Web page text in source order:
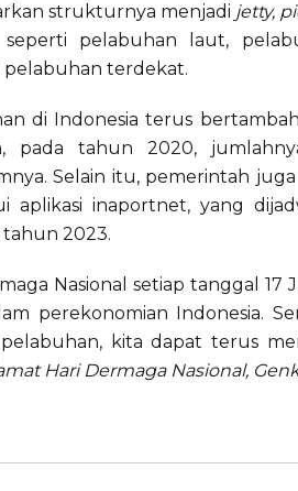
strukturnya menjadi jetty,
pelabuhan laut,
terdekat.
di Indonesia terus
pada tahun 2020,
Selain itu, pemerintah
inaportnet, yang
2023.
Nasional setiap tanggal
perekonomian Indonesia.
kita dapat terus
Hari Dermaga Nasional,